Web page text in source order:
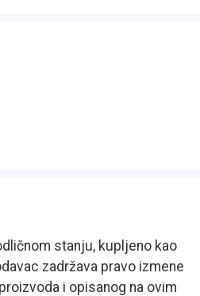
stanju, kupljeno kao
zadržava pravo izmene
i opisanog na ovim